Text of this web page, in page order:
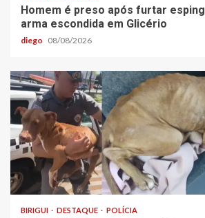
Homem é preso após furtar
arma escondida em Glicério
diego 08/08/2026
BIRIGUI DESTAQUE POLÍCIA